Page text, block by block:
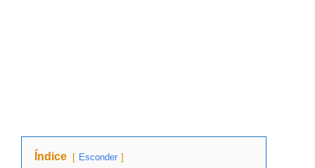
Índice Esconder